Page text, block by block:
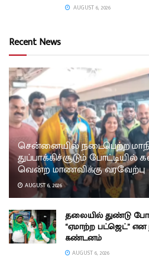
AUGUST 6, 2026
Recent News
சென்னையில் நடைபெற்ற
துப்பாக்கிச்சூடும்
வென்ற மாணவிக்கு வரவேற்பு
AUGUST 6, 2026
தலையில் துண்டு
“ஏமாற்ற பட்ஜெட்”
கண்டனம்
AUGUST 6, 2026